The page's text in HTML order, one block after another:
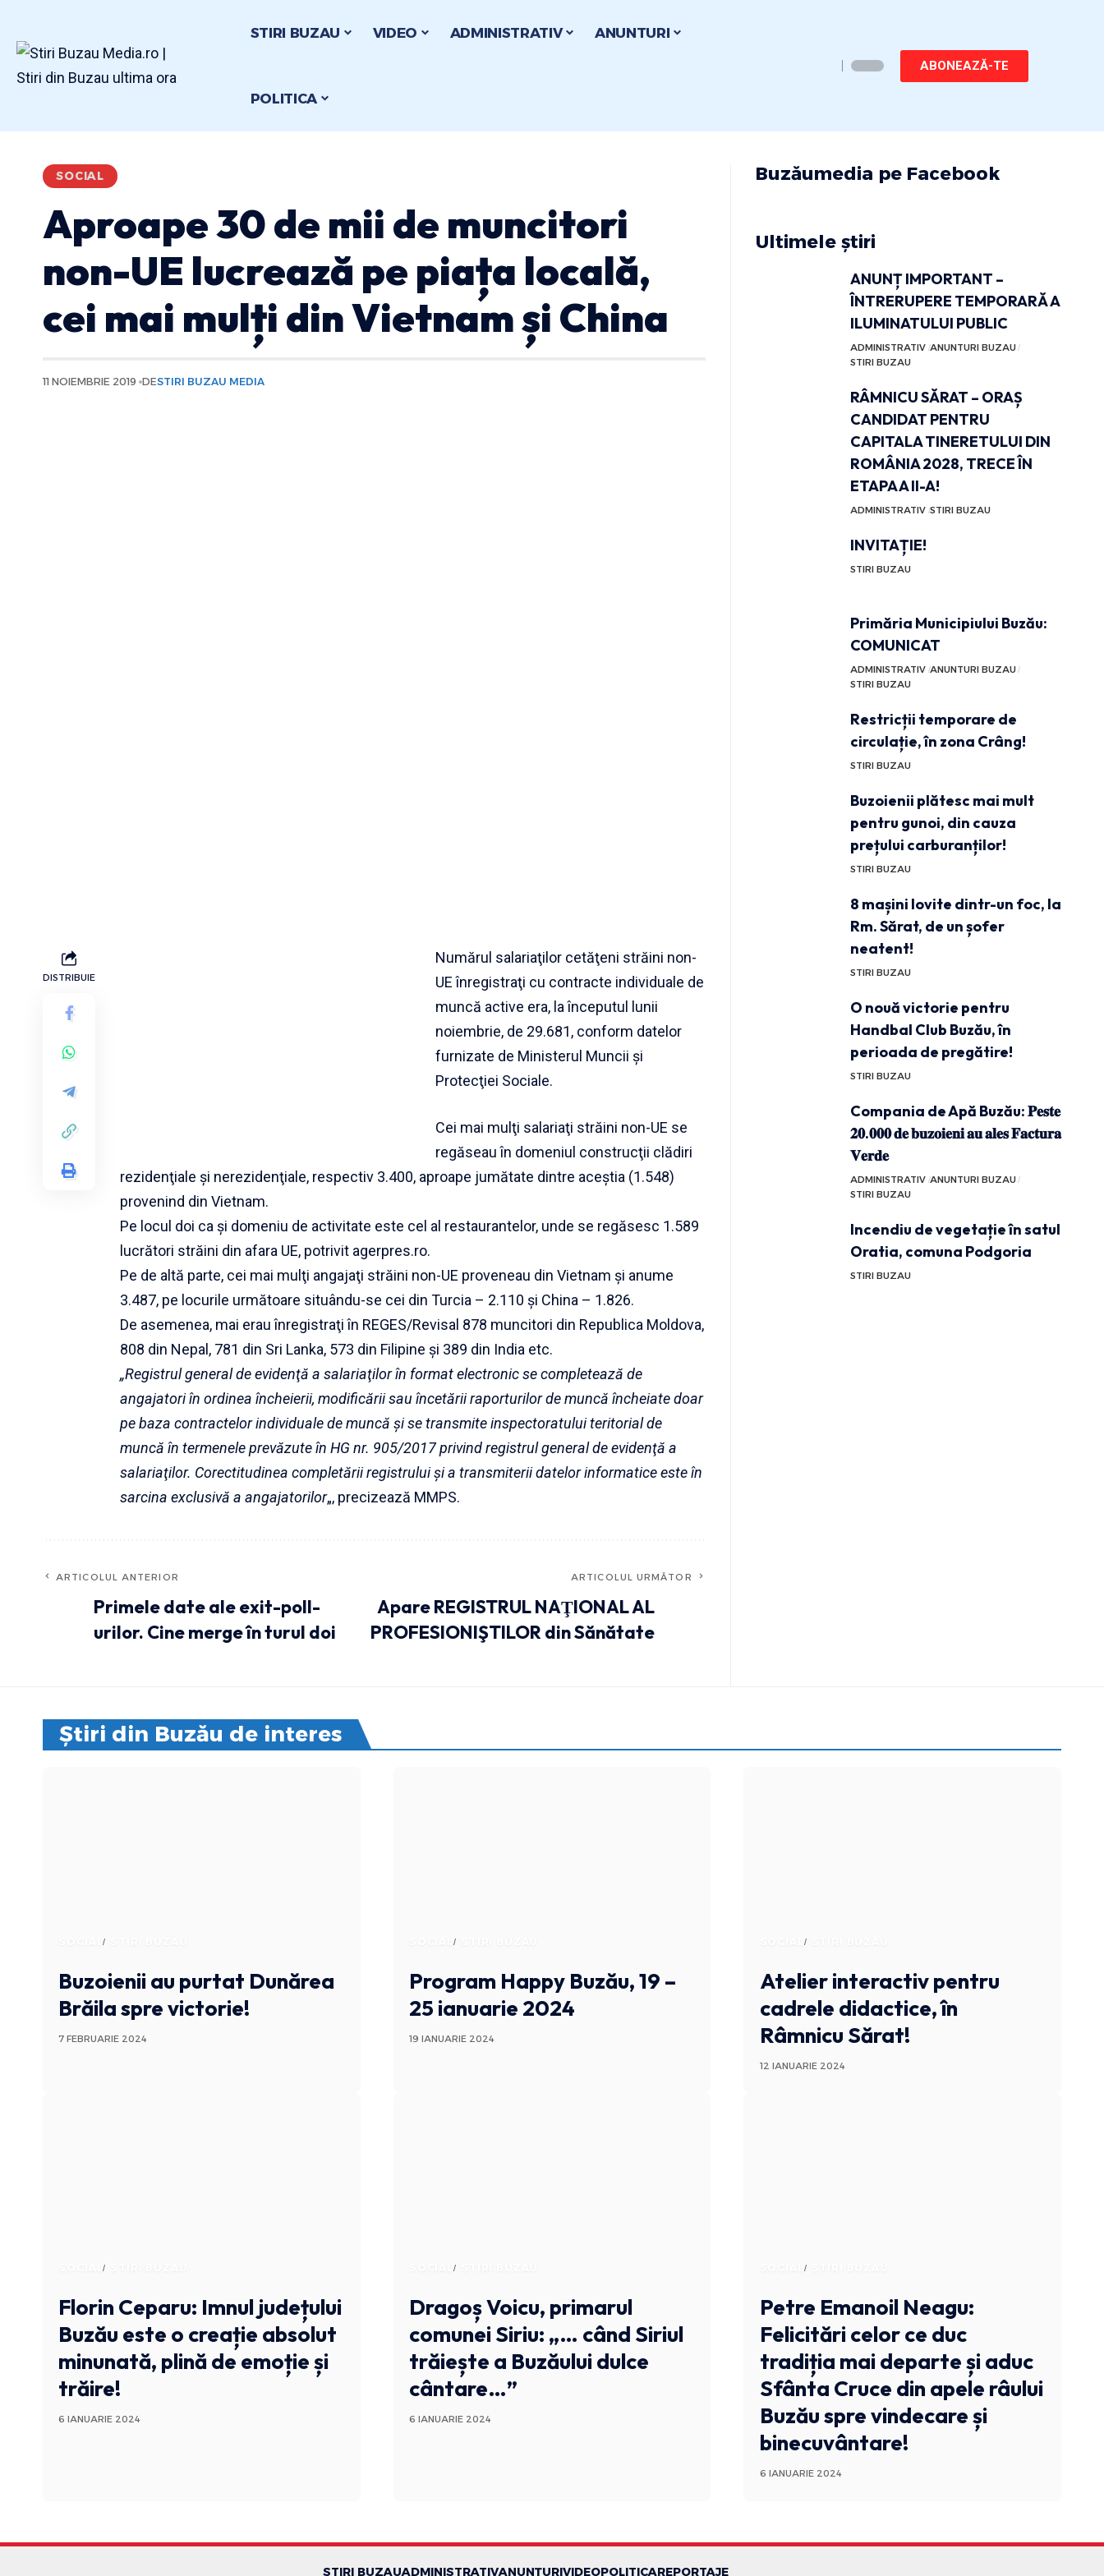
STIRI BUZAU VIDEO ADMINISTRATIV ANUNTURI
POLITICA
ABONEAZĂ-TE
SOCIAL
Aproape 30 de mii de muncitori
non-UE lucrează pe piața locală,
cei mai mulți din Vietnam și China
11 NOIEMBRIE 2019 DESTIRI BUZAU MEDIA
DISTRIBUIE
Numărul salariaţilor cetăţeni străini non-
UE înregistraţi cu contracte individuale de
muncă active era, la începutul lunii
noiembrie, de 29.681, conform datelor
furnizate de Ministerul Muncii şi
Protecţiei Sociale.
Cei mai mulţi salariaţi străini non-UE se
regăseau în domeniul construcţii clădiri
rezidenţiale şi nerezidenţiale, respectiv 3.400, aproape jumătate dintre aceştia (1.548)
provenind din Vietnam.
Pe locul doi ca şi domeniu de activitate este cel al restaurantelor, unde se regăsesc 1.589
lucrători străini din afara UE, potrivit agerpres.ro.
Pe de altă parte, cei mai mulţi angajaţi străini non-UE proveneau din Vietnam şi anume
3.487, pe locurile următoare situându-se cei din Turcia – 2.110 şi China – 1.826.
De asemenea, mai erau înregistraţi în REGES/Revisal 878 muncitori din Republica Moldova,
808 din Nepal, 781 din Sri Lanka, 573 din Filipine şi 389 din India etc.
„Registrul general de evidenţă a salariaţilor în format electronic se completează de
angajatori în ordinea încheierii, modificării sau încetării raporturilor de muncă încheiate doar
pe baza contractelor individuale de muncă şi se transmite inspectoratului teritorial de
muncă în termenele prevăzute în HG nr. 905/2017 privind registrul general de evidenţă a
salariaţilor. Corectitudinea completării registrului şi a transmiterii datelor informatice este în
sarcina exclusivă a angajatorilor„, precizează MMPS.
ARTICOLUL ANTERIOR
Primele date ale exit-poll-
urilor. Cine merge în turul doi
ARTICOLUL URMĂTOR
Apare REGISTRUL NAŢIONAL AL
PROFESIONIŞTILOR din Sănătate
Buzăumedia pe Facebook
Ultimele știri
ANUNȚ IMPORTANT –
ÎNTRERUPERE TEMPORARĂ A
ILUMINATULUI PUBLIC
ADMINISTRATIV ANUNTURI BUZAU
STIRI BUZAU
RÂMNICU SĂRAT – ORAȘ
CANDIDAT PENTRU
CAPITALA TINERETULUI DIN
ROMÂNIA 2028, TRECE ÎN
ETAPA A II-A!
ADMINISTRATIV STIRI BUZAU
INVITAȚIE!
STIRI BUZAU
Primăria Municipiului Buzău:
COMUNICAT
ADMINISTRATIV ANUNTURI BUZAU
STIRI BUZAU
Restricții temporare de
circulație, în zona Crâng!
STIRI BUZAU
Buzoienii plătesc mai mult
pentru gunoi, din cauza
prețului carburanților!
STIRI BUZAU
8 mașini lovite dintr-un foc, la
Rm. Sărat, de un șofer
neatent!
STIRI BUZAU
O nouă victorie pentru
Handbal Club Buzău, în
perioada de pregătire!
STIRI BUZAU
Compania de Apă Buzău: 𝐏𝐞𝐬𝐭𝐞
𝟐𝟎.𝟎𝟎𝟎 𝐝𝐞 𝐛𝐮𝐳𝐨𝐢𝐞𝐧𝐢 𝐚𝐮 𝐚𝐥𝐞𝐬 𝐅𝐚𝐜𝐭𝐮𝐫𝐚
𝐕𝐞𝐫𝐝𝐞
ADMINISTRATIV ANUNTURI BUZAU
STIRI BUZAU
Incendiu de vegetație în satul
Oratia, comuna Podgoria
STIRI BUZAU
Știri din Buzău de interes
SOCIAL
Buzoienii au purtat Dunărea
Brăila spre victorie!
7 FEBRUARIE 2024
SOCIAL
Program Happy Buzău, 19 –
25 ianuarie 2024
19 IANUARIE 2024
SOCIAL
Atelier interactiv pentru
cadrele didactice, în
Râmnicu Sărat!
12 IANUARIE 2024
SOCIAL
Florin Ceparu: Imnul județului
Buzău este o creație absolut
minunată, plină de emoție și
trăire!
6 IANUARIE 2024
SOCIAL
Dragoș Voicu, primarul
comunei Siriu: „… când Siriul
trăiește a Buzăului dulce
cântare…”
6 IANUARIE 2024
SOCIAL
Petre Emanoil Neagu:
Felicitări celor ce duc
tradiția mai departe și aduc
Sfânta Cruce din apele râului
Buzău spre vindecare și
binecuvântare!
6 IANUARIE 2024
STIRI BUZAUADMINISTRATIVANUNȚURIVIDEOPOLITICAREPORTAJE